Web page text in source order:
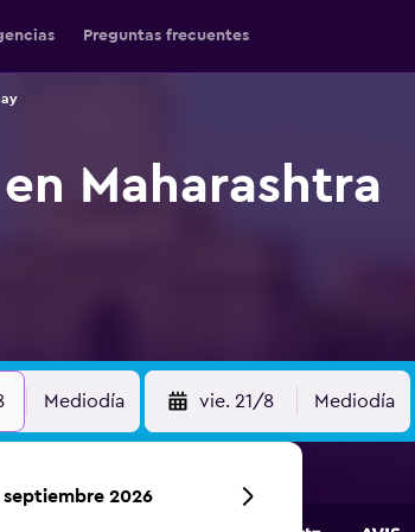
Preguntas frecuentes
Maharashtra
Mediodía vie. 21/8 Mediodía
septiembre 2026